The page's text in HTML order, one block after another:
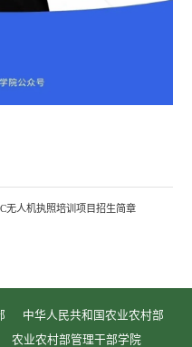
无人机执照培训项目招生简章
中华人民共和国农业农村部
农业农村部管理干部学院